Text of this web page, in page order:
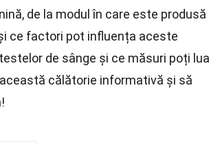
de la modul în care este produsă
ce factori pot influența aceste
de sânge și ce măsuri poți lua
această călătorie informativă și să